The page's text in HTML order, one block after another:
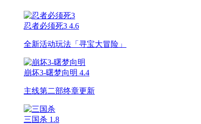
忍者必须死3 4.6
全新活动玩法「寻宝大冒险」
崩坏3-曙梦向明 4.4
主线第二部终章更新
三国杀 1.8